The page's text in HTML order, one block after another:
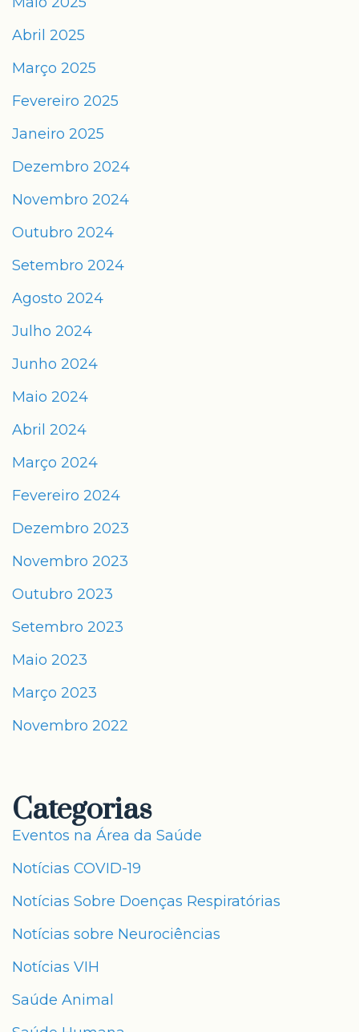
Abril 2025
Março 2025
Fevereiro 2025
Janeiro 2025
Dezembro 2024
Novembro 2024
Outubro 2024
Setembro 2024
Agosto 2024
Julho 2024
Junho 2024
Maio 2024
Abril 2024
Março 2024
Fevereiro 2024
Dezembro 2023
Novembro 2023
Outubro 2023
Setembro 2023
Maio 2023
Março 2023
Novembro 2022
Categorias
Eventos na Área da Saúde
Notícias COVID-19
Notícias Sobre Doenças Respiratórias
Notícias sobre Neurociências
Notícias VIH
Saúde Animal